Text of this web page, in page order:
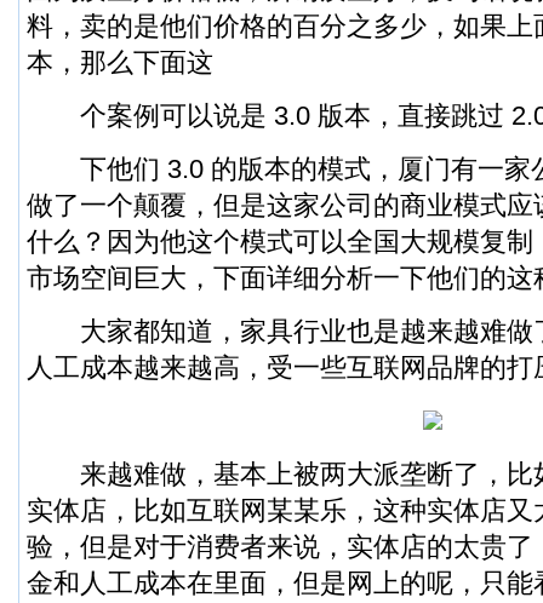
料，卖的是他们价格的百分之多少，如果上
本，那么下面这
个案例可以说是 3.0 版本，直接跳过
下他们 3.0 的版本的模式，厦门有一家
做了一个颠覆，但是这家公司的商业模式
什么？因为他这个模式可以全国大规模复
市场空间巨大，下面详细分析一下他们的这
大家都知道，家具行业也是越来越难做
人工成本越来越高，受一些互联网品牌的
来越难做，基本上被两大派垄断了，比
实体店，比如互联网某某乐，这种实体店
验，但是对于消费者来说，实体店的太贵
金和人工成本在里面，但是网上的呢，只